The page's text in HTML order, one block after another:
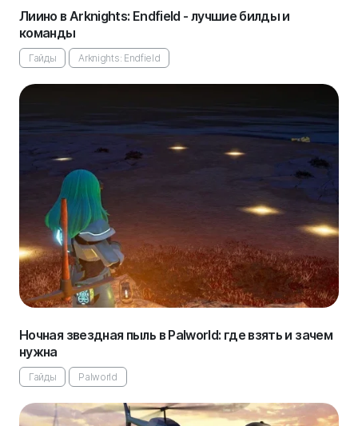
Лиино в Arknights: Endfield - лучшие билды и
команды
Гайды Arknights: Endfield
Ночная звездная пыль в Palworld: где взять и зачем
нужна
Гайды Palworld